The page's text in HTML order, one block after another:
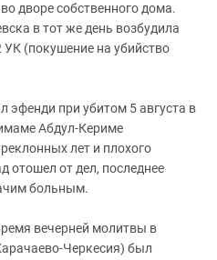
дворе собственного дома.
в тот же день возбудила
УК (покушение на убийство
эфенди при убитом 5 августа в
Абдул-Кериме
лет и плохого
отошел от дел, последнее
больным.
вечерней молитвы в
Черкесия) был